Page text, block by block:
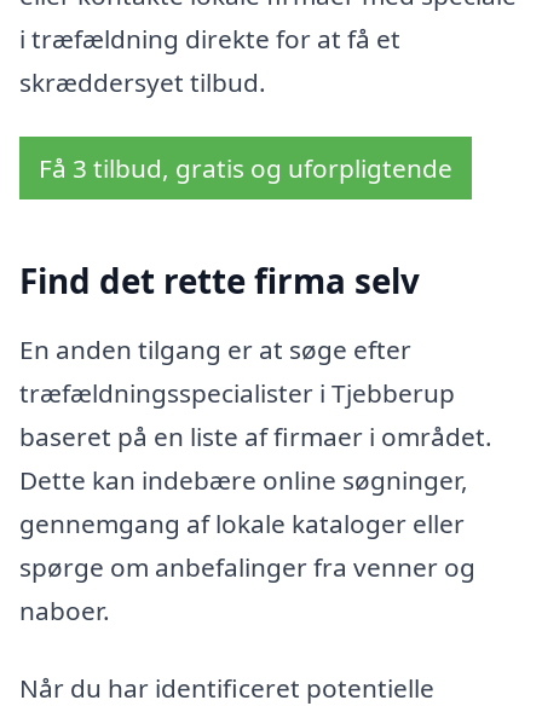
i træfældning direkte for at få et
skræddersyet tilbud.
Få 3 tilbud, gratis og uforpligtende
Find det rette firma selv
En anden tilgang er at søge efter
træfældningsspecialister i Tjebberup
baseret på en liste af firmaer i området.
Dette kan indebære online søgninger,
gennemgang af lokale kataloger eller
spørge om anbefalinger fra venner og
naboer.
Når du har identificeret potentielle